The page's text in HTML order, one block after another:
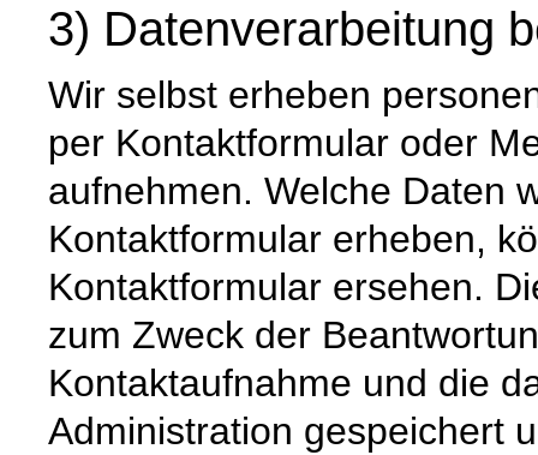
3) Datenverarbeitung
Wir selbst erheben
per Kontaktformular oder
aufnehmen. Welche Daten
Kontaktformular erheben,
Kontaktformular ersehen.
zum Zweck der
Kontaktaufnahme und die
Administration gespeichert